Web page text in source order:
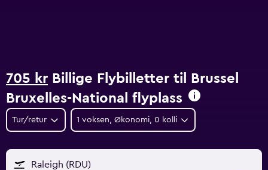
705 kr Billige Flybilletter til Brussel
Bruxelles-National flyplass
Tur/retur 1 voksen, Økonomi, 0 kolli
Raleigh (RDU)